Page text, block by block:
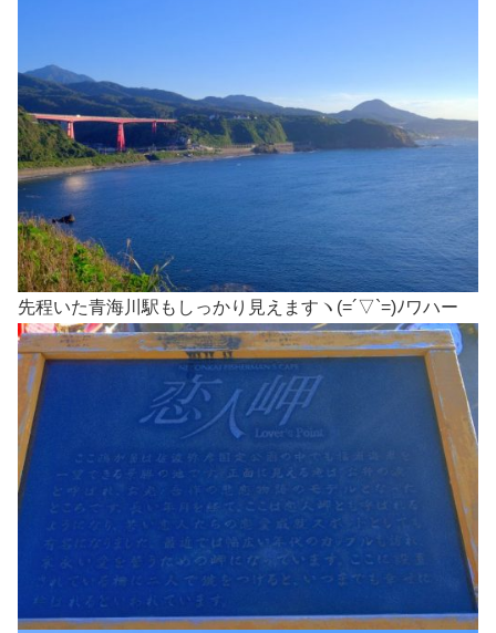
先程いた青海川駅もしっかり見えますヽ(=´▽`=)ﾉワハー